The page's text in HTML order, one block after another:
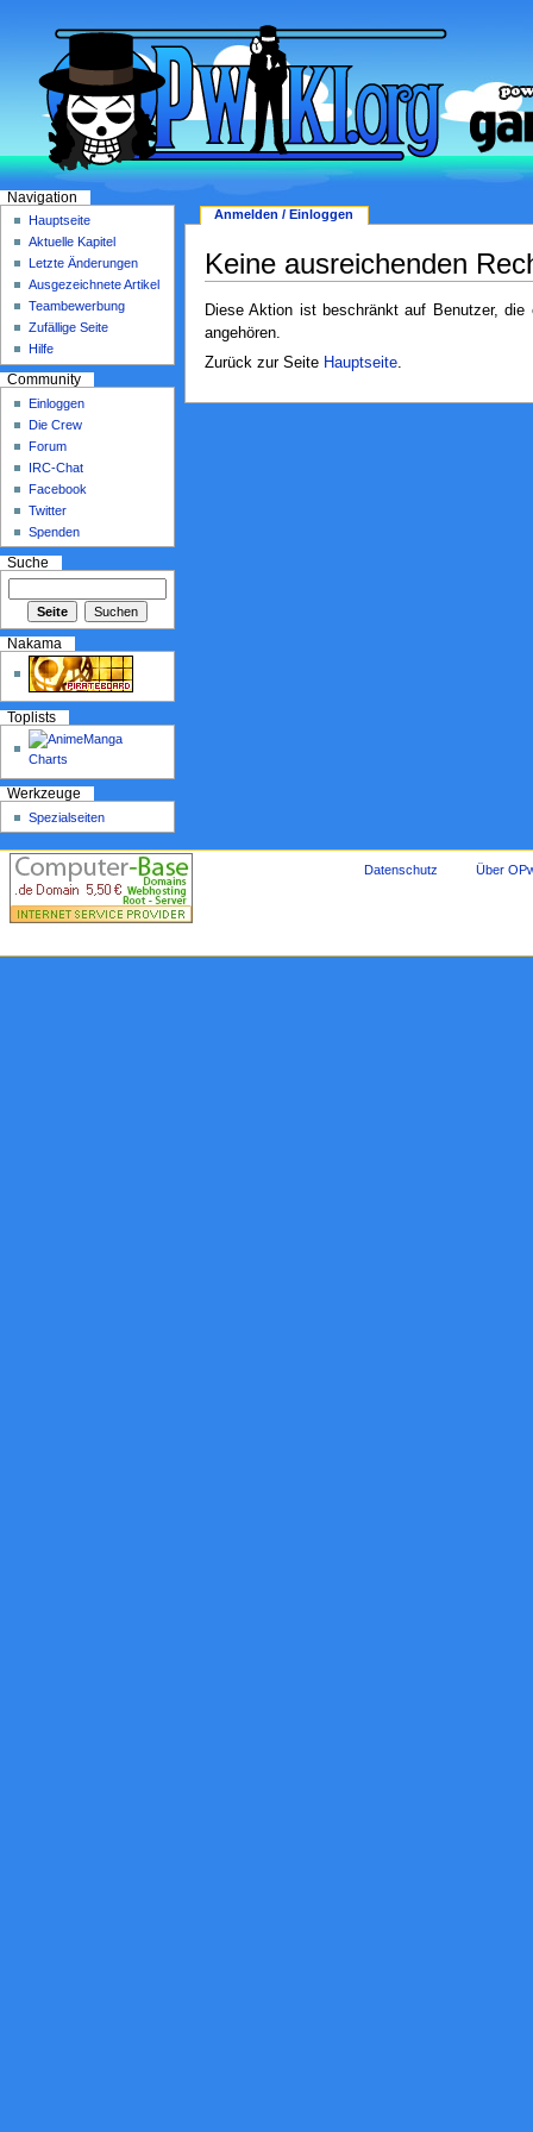
Keine ausreichenden
Diese Aktion ist beschränkt auf Benutzer, die
angehören.
Zurück zur Seite Hauptseite.
Anmelden / Einloggen
Navigation
Hauptseite
Aktuelle Kapitel
Letzte Änderungen
Ausgezeichnete Artikel
Teambewerbung
Zufällige Seite
Hilfe
Community
Einloggen
Die Crew
Forum
IRC-Chat
Facebook
Twitter
Spenden
Suche
Nakama
Toplists
Werkzeuge
Spezialseiten
Datenschutz Über